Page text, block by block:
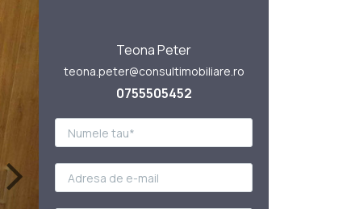
Teona Peter
teona.peter@consultimobiliare.ro
0755505452